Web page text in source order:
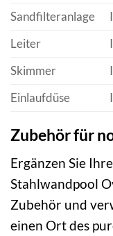
Sandfilteranlage
Leiter
Skimmer
Einlaufdüse
Zubehör für
Ergänzen Sie
Stahlwandpool
Zubehör und
einen Ort des